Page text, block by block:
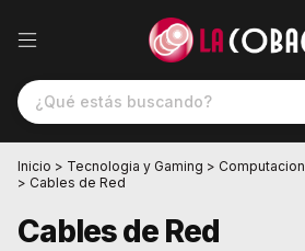
Inicio > Tecnologia y Gaming > Computacion
> Cables de Red
Cables de Red